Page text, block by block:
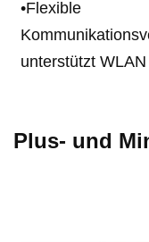
•Flexible
unterstützt
Plus- und